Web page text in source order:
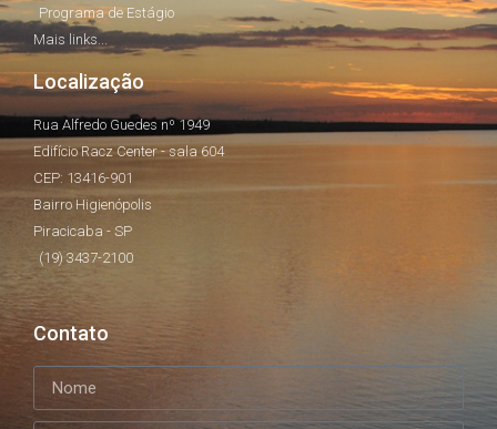
Programa de Estágio
Mais links...
Localização
Rua Alfredo Guedes nº 1949
Edifício Racz Center - sala 604
CEP: 13416-901
Bairro Higienópolis
Piracicaba - SP
(19) 3437-2100
Contato